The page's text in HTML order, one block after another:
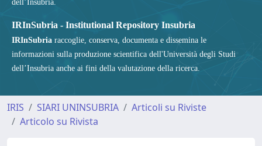
dell’Insubria.
IRInSubria - Institutional Repository Insubria
IRInSubria raccoglie, conserva, documenta e dissemina le
informazioni sulla produzione scientifica dell'Università degli Studi
dell’Insubria anche ai fini della valutazione della ricerca.
IRIS SIARI UNINSUBRIA
Articoli su Riviste
Articolo su Rivista